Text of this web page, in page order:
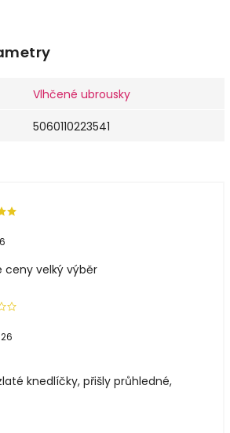
Vlhčené ubrousky
5060110223541
ceny velký výběr
knedlíčky, přišly průhledné,